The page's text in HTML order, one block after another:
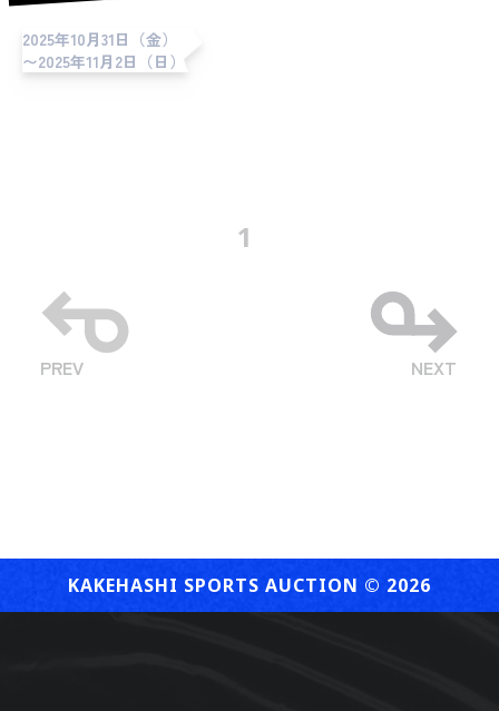
2025年10月31日（金）
〜2025年11月2日（日）
1
PREV NEXT
KAKEHASHI SPORTS AUCTION ©︎ 2026